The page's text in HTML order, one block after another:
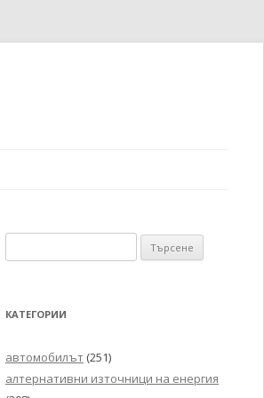
за:
КАТЕГОРИИ
автомобилът (251)
алтернативни източници на енергия